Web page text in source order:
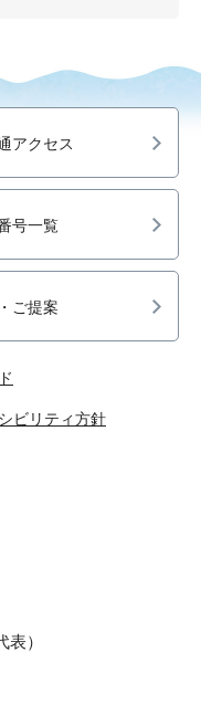
アクセス
号一覧
ご提案
ビリティ方針
）